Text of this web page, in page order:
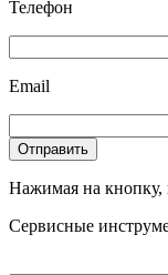
Телефон
Email
Отправить
Нажимая на кнопку,
Сервисные